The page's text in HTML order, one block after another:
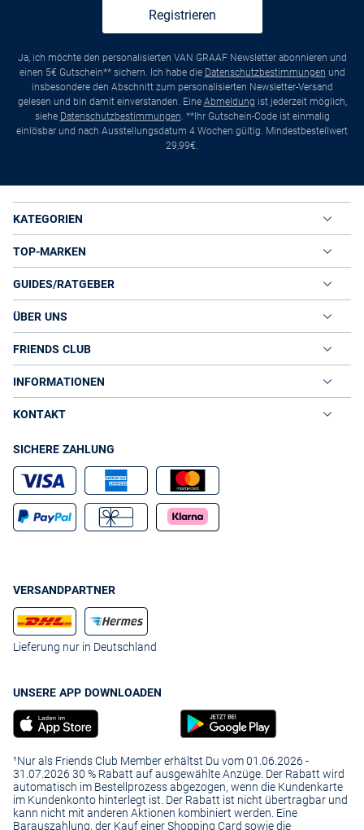
Registrieren
Ja, ich möchte den personalisierten VAN GRAAF Newsletter abonnieren und
einen 5€ Gutschein** sichern. Ich habe die Datenschutzbestimmungen und
insbesondere den Abschnitt zum personalisierten Newsletter-Versand
gelesen und bin damit einverstanden. Eine Abmeldung ist jederzeit möglich,
siehe Datenschutzbestimmungen. **Ihr Gutschein-Code ist einmalig
einlösbar und nach Ausstellungsdatum 4 Wochen gültig. Mindestbestellwert
29,99€.
KATEGORIEN
TOP-MARKEN
GUIDES/RATGEBER
ÜBER UNS
FRIENDS CLUB
INFORMATIONEN
KONTAKT
SICHERE ZAHLUNG
VERSANDPARTNER
Lieferung nur in Deutschland
UNSERE APP DOWNLOADEN
¹Nur als Friends Club Member erhältst Du vom 01.06.2026 -
31.07.2026 30 % Rabatt auf ausgewählte Anzüge. Der Rabatt wird
automatisch im Bestellprozess abgezogen, wenn die Kundenkarte
im Kundenkonto hinterlegt ist. Der Rabatt ist nicht übertragbar und
kann nicht mit anderen Aktionen kombiniert werden. Eine
Barauszahlung, der Kauf einer Shopping Card sowie die